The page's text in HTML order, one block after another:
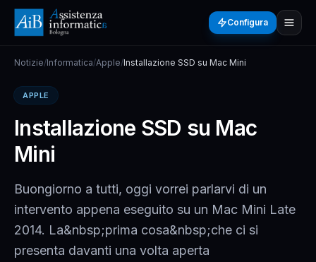
Configura
Notizie/Informatica/Apple/Installazione SSD su Mac Mini
APPLE
Installazione SSD su Mac
Mini
Buongiorno a tutti, oggi vorrei parlarvi di un
intervento appena eseguito su un Mac Mini Late
2014. La&nbsp;prima cosa&nbsp;che ci si
presenta davanti una volta aperta